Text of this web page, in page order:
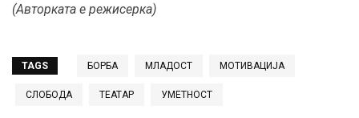
(Авторката е режисерка)
TAGS БОРБА МЛАДОСТ МОТИВАЦИЈА
СЛОБОДА ТЕАТАР УМЕТНОСТ